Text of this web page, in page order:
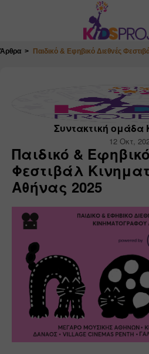
Κλείσιμο
Άρθρα Παιδικό & Εφηβικό Διεθνές
Συντακτική ομάδα
12 Οκτ,
Παιδικό &
Φεστιβάλ
Αθήνας 2025